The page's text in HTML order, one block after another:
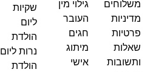
משלוחים
מדיניות
פרטיות
שאלות
ותשובות
גילוי מין
העובר
חגים
מיתוג
אישי
שקיות
ליום
הולדת
נרות ליום
הולדת